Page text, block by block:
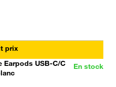
prix
En stock
Earpods USB-C/C